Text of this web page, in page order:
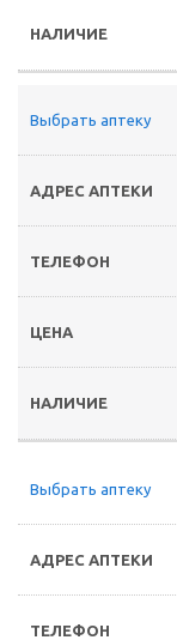
Выбрать аптеку
Выбрать аптеку